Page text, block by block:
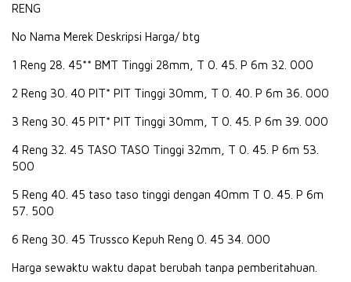
RENG
No Nama Merek Deskripsi Harga/ btg
1 Reng 28. 45** BMT Tinggi 28mm, T 0. 45. P 6m 32. 000
2 Reng 30. 40 PIT* PIT Tinggi 30mm, T 0. 40. P 6m 36. 000
3 Reng 30. 45 PIT* PIT Tinggi 30mm, T 0. 45. P 6m 39. 000
4 Reng 32. 45 TASO TASO Tinggi 32mm, T 0. 45. P 6m 53.
500
5 Reng 40. 45 taso taso tinggi dengan 40mm T 0. 45. P 6m
57. 500
6 Reng 30. 45 Trussco Kepuh Reng 0. 45 34. 000
Harga sewaktu waktu dapat berubah tanpa pemberitahuan.